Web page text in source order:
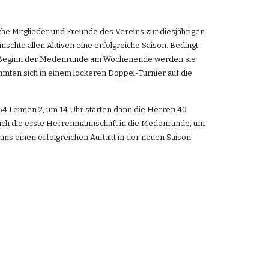
Mitglieder und Freunde des Vereins zur diesjährigen
allen Aktiven eine erfolgreiche Saison. Bedingt
der Medenrunde am Wochenende werden sie
sich in einem lockeren Doppel-Turnier auf die
Leimen 2, um 14 Uhr starten dann die Herren 40
die erste Herrenmannschaft in die Medenrunde, um
einen erfolgreichen Auftakt in der neuen Saison.